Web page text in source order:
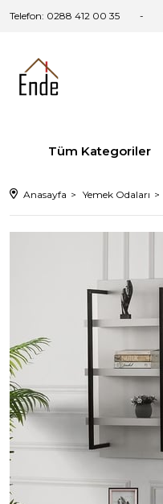
Telefon: 0288 412 00 35
Tüm Kategoriler
Anasayfa Yemek Odaları